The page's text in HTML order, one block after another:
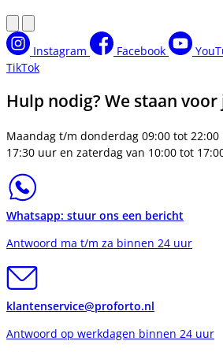
Instagram Facebook
TikTok
Hulp nodig? We staan
Maandag t/m donderdag 09:00 tot
17:30 uur en zaterdag van 10:00 tot
Whatsapp: stuur ons een bericht
Antwoord ma t/m za binnen 24 uur
klantenservice@proforto.nl
Antwoord op werkdagen binnen 24 uur